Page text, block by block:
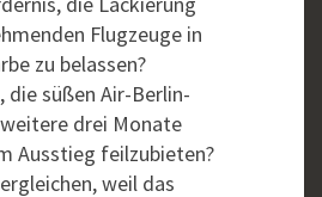
Flugzeuge in
zu belassen?
die süßen Air-Berlin-
drei Monate
Ausstieg feilzubieten?
weil das